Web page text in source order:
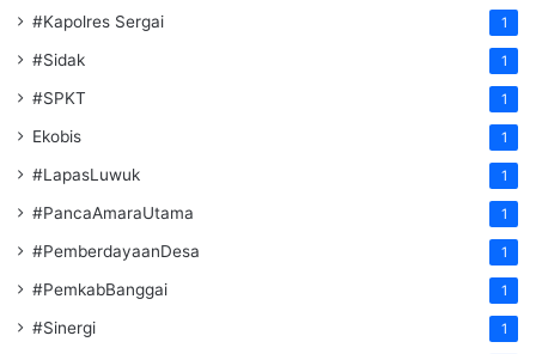
#Kapolres Sergai 1
#Sidak 1
#SPKT 1
Ekobis 1
#LapasLuwuk 1
#PancaAmaraUtama 1
#PemberdayaanDesa 1
#PemkabBanggai 1
#Sinergi 1